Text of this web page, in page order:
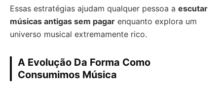
Essas estratégias ajudam qualquer pessoa a escutar
músicas antigas sem pagar enquanto explora um
universo musical extremamente rico.
A Evolução Da Forma Como
Consumimos Música